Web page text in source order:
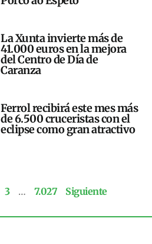
La Xunta invierte más de
41.000 euros en la mejora
del Centro de Día de
Caranza
Ferrol recibirá este mes más
de 6.500 cruceristas con el
eclipse como gran atractivo
3 … 7.027 Siguiente